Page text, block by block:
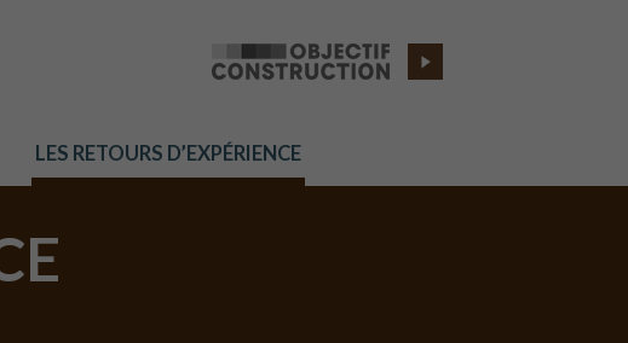
LES RETOURS D’EXPÉRIENCE